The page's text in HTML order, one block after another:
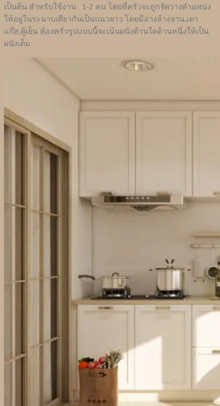
เป็นต้น สำหรับใช้งาน 1-2 คน โดยที่ครัวจะถูกจัดวางตำแหน่ง
ให้อยู่ในระนาบเดียวกันเป็นแนวยาว โดยมีอ่างล้างจาน,เตา
แก๊ส,ตู้เย็น ห้องครัวรูปแบบนี้จะเน้นผนังด้านใดด้านหนึ่งให้เป็น
ผนังเต็ม